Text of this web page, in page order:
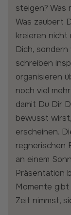
steigen? Was
Was zaubert
kreieren
Dich,
schreiben
organisieren
noch viel
damit Du Dir
bewusst
erscheinen.
regnerischen
an einem
Präsentation
Momente gibt
Zeit nimmst,